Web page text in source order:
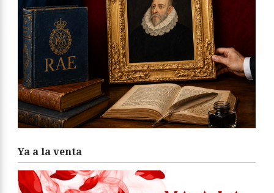
Ya a la venta